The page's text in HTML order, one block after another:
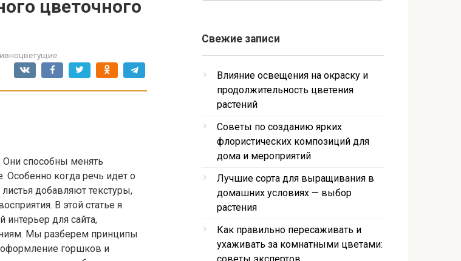
цветочного
Они способны менять
Особенно когда речь идет о
добавляют текстуры,
В этой статье я
интерьер для сайта,
Мы разберем принципы
горшков и
Свежие записи
Влияние освещения на окраску и
продолжительность цветения
растений
Советы по созданию ярких
флористических композиций для
дома и мероприятий
Лучшие сорта для выращивания в
домашних условиях — выбор
растения
Как правильно пересаживать и
ухаживать за комнатными цветами: